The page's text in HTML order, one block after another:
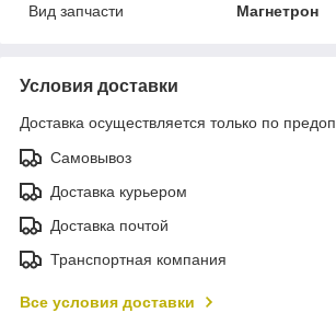
Вид запчасти
Магнетрон
Условия доставки
Доставка осуществляется только по
Самовывоз
Доставка курьером
Доставка почтой
Транспортная компания
Все условия доставки